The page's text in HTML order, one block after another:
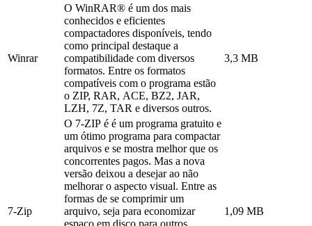
Winrar
O WinRAR® é um dos mais
conhecidos e eficientes
compactadores disponíveis, tendo
como principal destaque a
compatibilidade com diversos
formatos. Entre os formatos
compatíveis com o programa estão
o ZIP, RAR, ACE, BZ2, JAR,
LZH, 7Z, TAR e diversos outros.
3,3 MB
7-Zip
O 7-ZIP é é um programa gratuito e
um ótimo programa para compactar
arquivos e se mostra melhor que os
concorrentes pagos. Mas a nova
versão deixou a desejar ao não
melhorar o aspecto visual. Entre as
formas de se comprimir um
arquivo, seja para economizar
1,09 MB